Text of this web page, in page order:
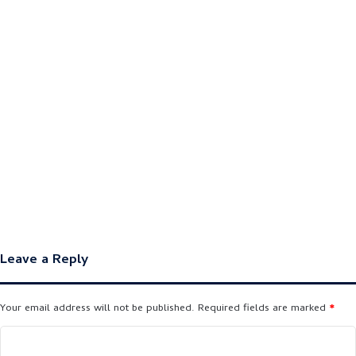
Leave a Reply
Your email address will not be published. Required fields are marked *